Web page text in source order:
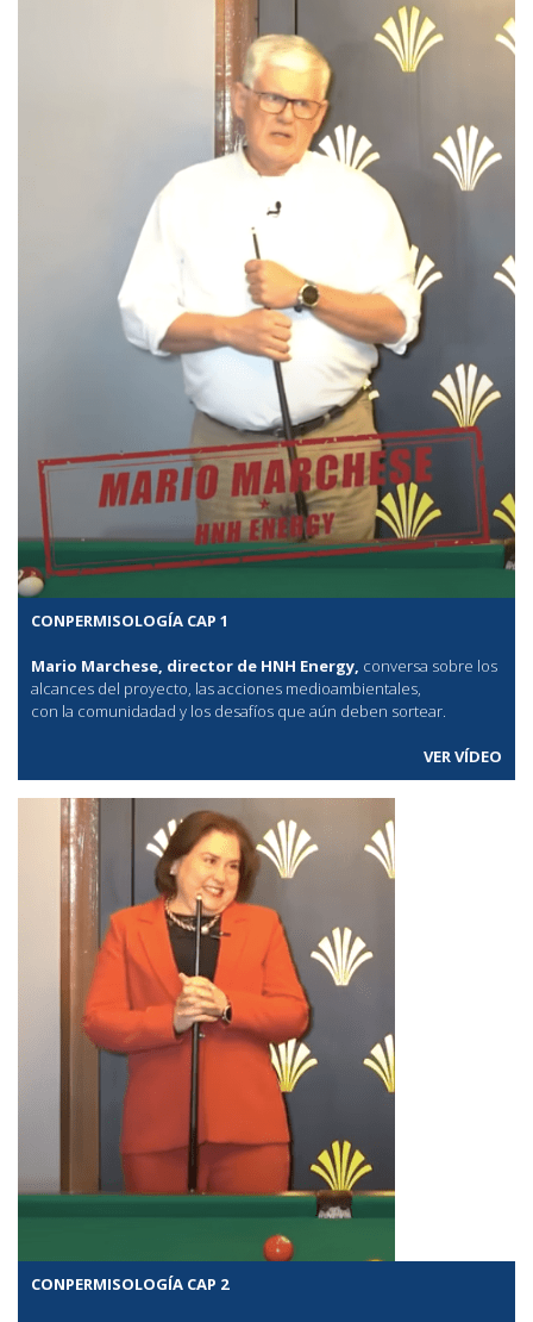
CONPERMISOLOGÍA CAP 1
Mario Marchese, director de HNH Energy, conversa sobre los
alcances del proyecto, las acciones medioambientales,
con la comunidadad y los desafíos que aún deben sortear.
VER VÍDEO
CONPERMISOLOGÍA CAP 2